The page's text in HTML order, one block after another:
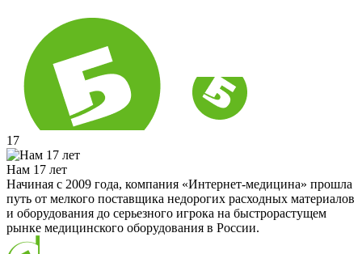
17
Нам 17 лет
Начиная с 2009 года, компания «Интернет-медицина» прошла
путь от мелкого поставщика недорогих расходных материалов
и оборудования до серьезного игрока на быстрорастущем
рынке медицинского оборудования в России.